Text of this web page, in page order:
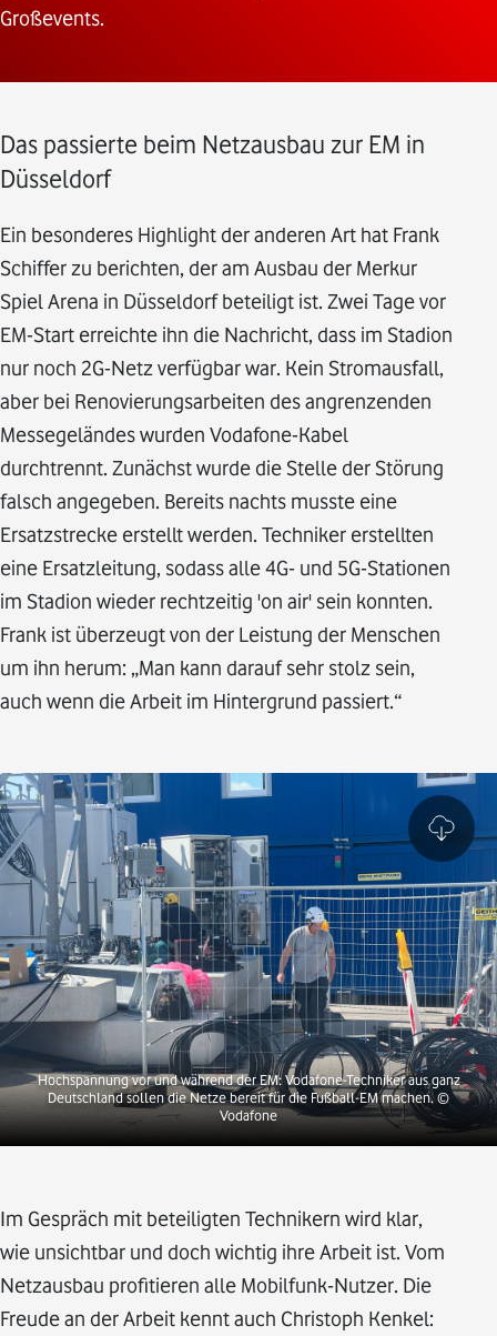
Großevents.
Das passierte beim Netzausbau zur EM in
Düsseldorf
Ein besonderes Highlight der anderen Art hat Frank
Schiffer zu berichten, der am Ausbau der Merkur
Spiel Arena in Düsseldorf beteiligt ist. Zwei Tage vor
EM-Start erreichte ihn die Nachricht, dass im Stadion
nur noch 2G-Netz verfügbar war. Kein Stromausfall,
aber bei Renovierungsarbeiten des angrenzenden
Messegeländes wurden Vodafone-Kabel
durchtrennt. Zunächst wurde die Stelle der Störung
falsch angegeben. Bereits nachts musste eine
Ersatzstrecke erstellt werden. Techniker erstellten
eine Ersatzleitung, sodass alle 4G- und 5G-Stationen
im Stadion wieder rechtzeitig 'on air' sein konnten.
Frank ist überzeugt von der Leistung der Menschen
um ihn herum: „Man kann darauf sehr stolz sein,
auch wenn die Arbeit im Hintergrund passiert.“
Hochspannung vor und während der EM: Vodafone-Techniker aus ganz
Deutschland sollen die Netze bereit für die Fußball-EM machen.©
Vodafone
Im Gespräch mit beteiligten Technikern wird klar,
wie unsichtbar und doch wichtig ihre Arbeit ist. Vom
Netzausbau profitieren alle Mobilfunk-Nutzer. Die
Freude an der Arbeit kennt auch Christoph Kenkel: